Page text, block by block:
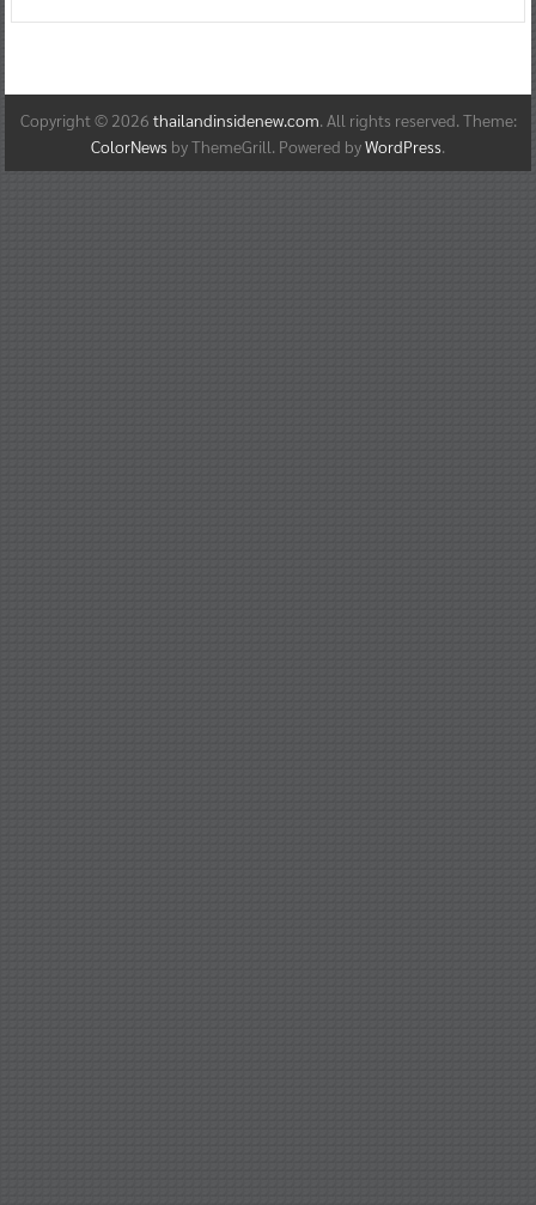
Copyright © 2026 thailandinsidenew.com . All rights reserved. Theme:
ColorNews by ThemeGrill. Powered byWordPress